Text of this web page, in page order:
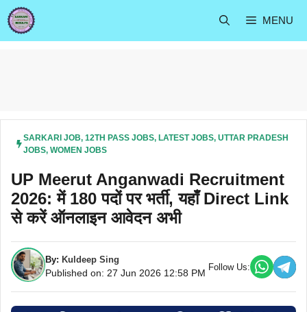
Skip
to
content
MENU
SARKARI JOB, 12TH PASS JOBS, LATEST JOBS, UTTAR PRADESH
JOBS, WOMEN JOBS
UP Meerut Anganwadi Recruitment
2026: में 180 पदों पर भर्ती, यहाँ Direct Link
से करें ऑनलाइन आवेदन अभी
By: Kuldeep Sing
Published on: 27 Jun 2026 12:58 PM
Follow Us: